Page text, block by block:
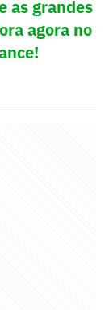
as grandes
agora no